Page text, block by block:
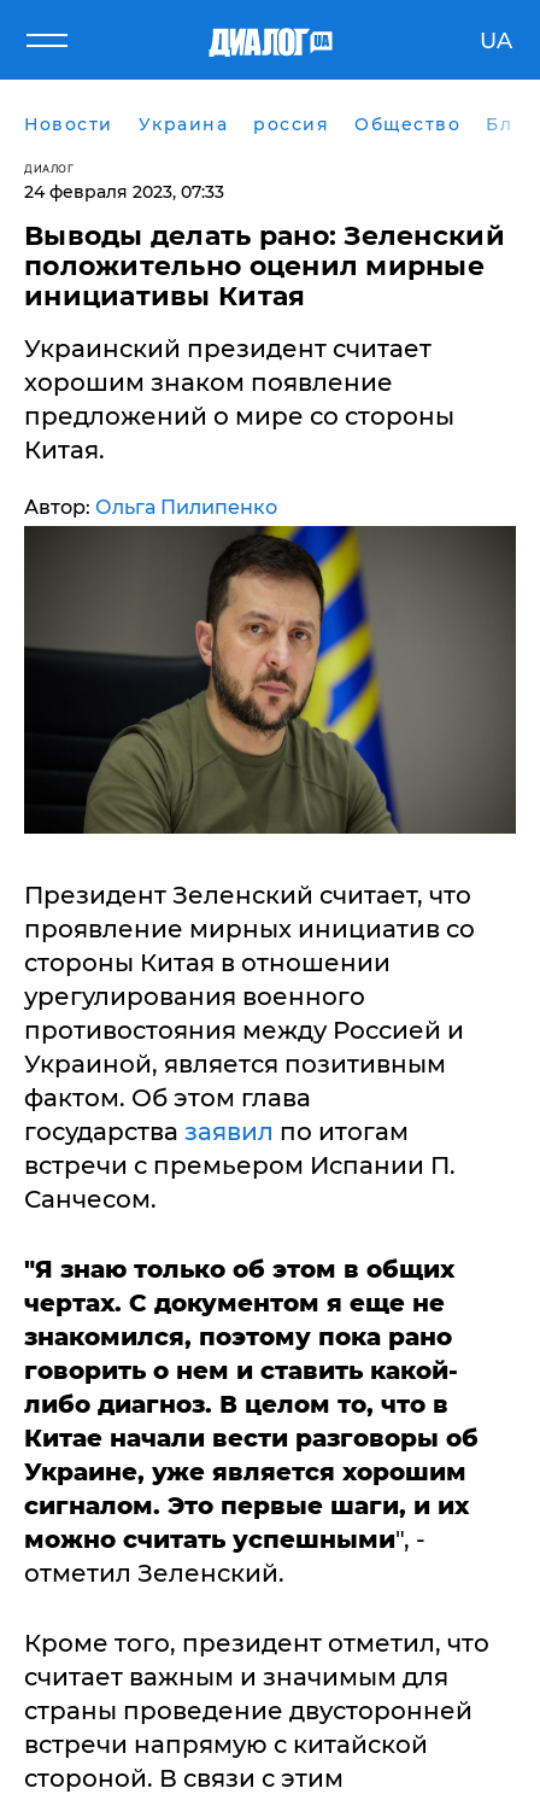
UA
Новости Украина россия Общество
ДИАЛОГ
24 февраля 2023, 07:33
Выводы делать рано: Зеленский
положительно оценил мирные
инициативы Китая
Украинский президент считает
хорошим знаком появление
предложений о мире со стороны
Китая.
Автор: Ольга Пилипенко
Президент Зеленский считает, что
проявление мирных инициатив со
стороны Китая в отношении
урегулирования военного
противостояния между Россией и
Украиной, является позитивным
фактом. Об этом глава
государства заявил по итогам
встречи с премьером Испании П.
Санчесом.
"Я знаю только об этом в общих
чертах. С документом я еще не
знакомился, поэтому пока рано
говорить о нем и ставить какой-
либо диагноз. В целом то, что в
Китае начали вести разговоры об
Украине, уже является хорошим
сигналом. Это первые шаги, и их
можно считать успешными", -
отметил Зеленский.
Кроме того, президент отметил, что
считает важным и значимым для
страны проведение двусторонней
встречи напрямую с китайской
стороной. В связи с этим